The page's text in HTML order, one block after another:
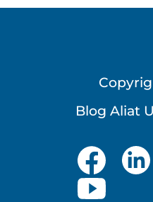
Blog Aliat